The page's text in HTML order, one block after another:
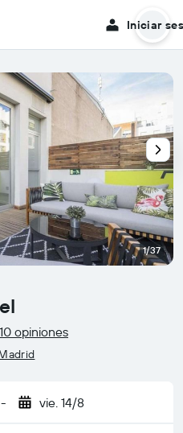
Iniciar
opiniones
- vie. 14/8
1/37